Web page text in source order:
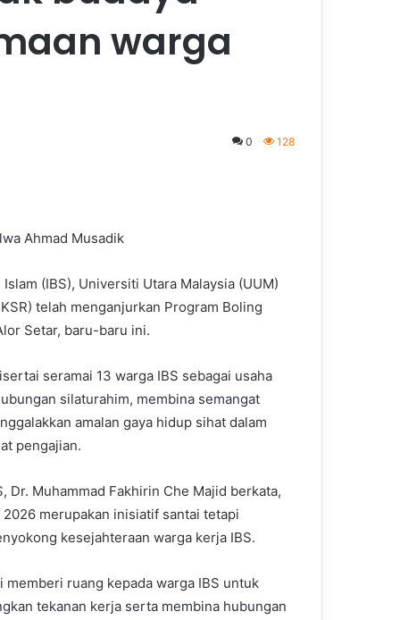
warga
0 128
Ahmad Musadik
(IBS), Universiti Utara Malaysia (UUM)
telah menganjurkan Program Boling
Setar, baru-baru ini.
seramai 13 warga IBS sebagai usaha
silaturahim, membina semangat
amalan gaya hidup sihat dalam
pengajian.
Dr. Muhammad Fakhirin Che Majid berkata,
merupakan inisiatif santai tetapi
kesejahteraan warga kerja IBS.
memberi ruang kepada warga IBS untuk
tekanan kerja serta membina hubungan